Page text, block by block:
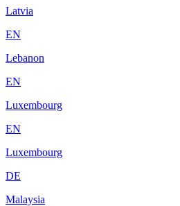
Latvia
EN
Lebanon
EN
Luxembourg
EN
Luxembourg
DE
Malaysia